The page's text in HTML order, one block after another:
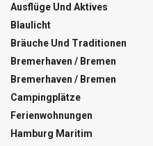
Ausflüge Und Aktives
Blaulicht
Bräuche Und Traditionen
Bremerhaven / Bremen
Bremerhaven / Bremen
Campingplätze
Ferienwohnungen
Hamburg Maritim